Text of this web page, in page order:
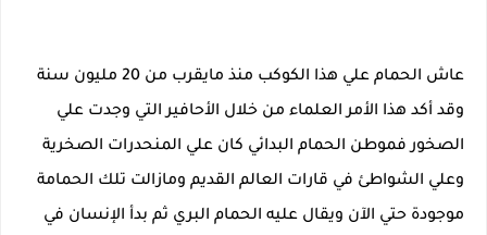
عاش الحمام علي هذا الكوكب منذ مايقرب من 20 مليون سنة
وقد أكد هذا الأمر العلماء من خلال الأحافير التي وجدت علي
الصخور فموطن الحمام البدائي كان علي المنحدرات الصخرية
وعلي الشواطئ في قارات العالم القديم ومازالت تلك الحمامة
موجودة حتي الآن ويقال عليه الحمام البري ثم بدأ الإنسان في